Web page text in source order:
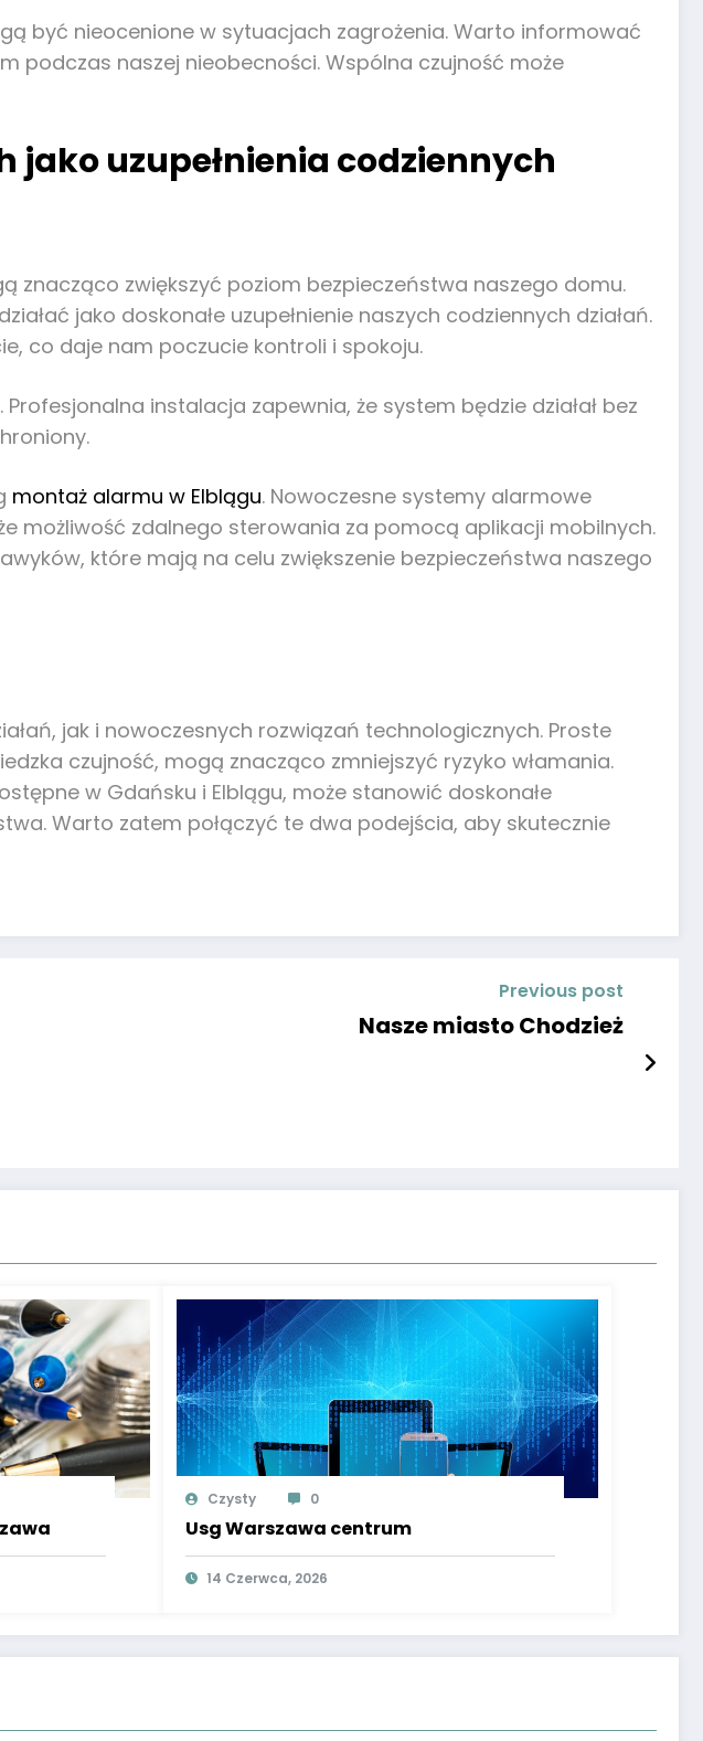
być nieocenione w sytuacjach zagrożenia. Warto informować
podczas naszej nieobecności. Wspólna czujność może
uzupełnienia codziennych
znacząco zwiększyć poziom bezpieczeństwa naszego domu.
jako doskonałe uzupełnienie naszych codziennych działań.
co daje nam poczucie kontroli i spokoju.
instalacja zapewnia, że system będzie działał bez
montaż alarmu w Elblągu. Nowoczesne systemy alarmowe
możliwość zdalnego sterowania za pomocą aplikacji mobilnych.
które mają na celu zwiększenie bezpieczeństwa naszego
jak i nowoczesnych rozwiązań technologicznych. Proste
czujność, mogą znacząco zmniejszyć ryzyko włamania.
w Gdańsku i Elblągu, może stanowić doskonałe
Warto zatem połączyć te dwa podejścia, aby skutecznie
Previous post
Nasze miasto Chodzież
Czysty 0
Usg Warszawa centrum
14 Czerwca, 2026